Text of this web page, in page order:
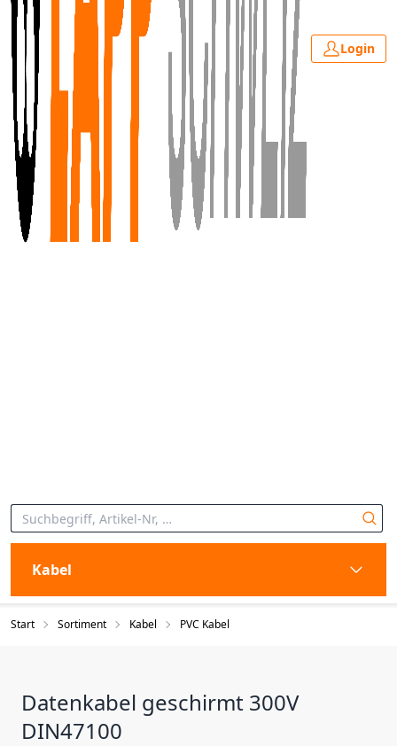
Login
Kabel
Start Sortiment Kabel PVC Kabel
Datenkabel geschirmt 300V
DIN47100